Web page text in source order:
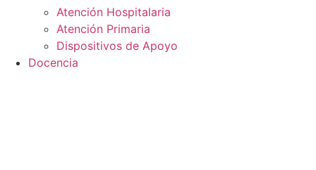
Atención Hospitalaria
Atención Primaria
Dispositivos de Apoyo
Docencia